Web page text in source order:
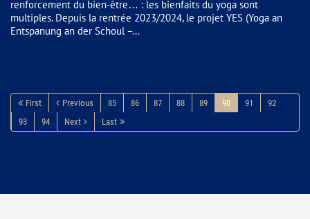
renforcement du bien-être… : les bienfaits du yoga sont
multiples. Depuis la rentrée 2023/2024, le projet YES (Yoga an
Entspanung an der Schoul –...
First Previous 85 86 87 88 89 90 91
92
93
94 Next Last